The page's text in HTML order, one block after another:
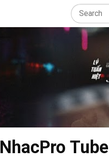
NhacPro Tube